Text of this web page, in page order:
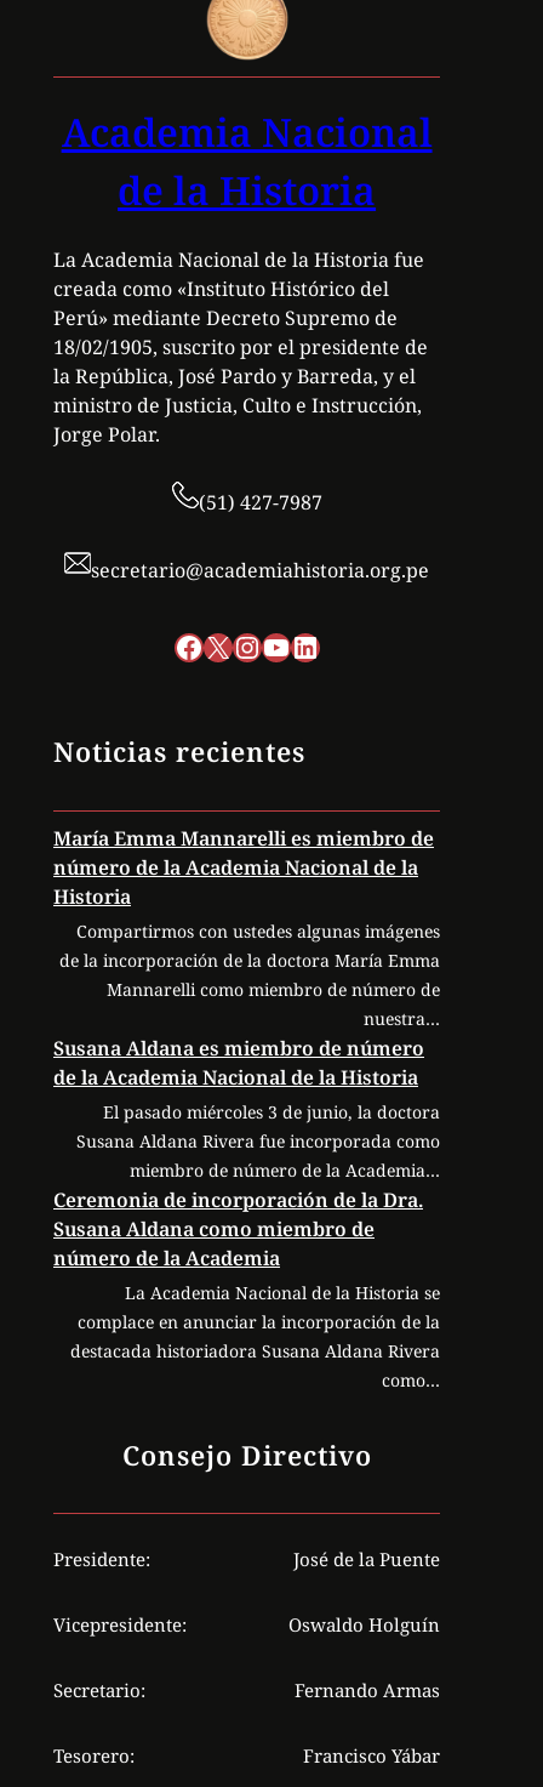
Academia Nacional
de la Historia
La Academia Nacional de la Historia fue
creada como «Instituto Histórico del
Perú» mediante Decreto Supremo de
18/02/1905, suscrito por el presidente de
la República, José Pardo y Barreda, y el
ministro de Justicia, Culto e Instrucción,
Jorge Polar.
(51) 427-7987
secretario@academiahistoria.org.pe
Facebook
X Instagram
YouTube
LinkedIn
Noticias recientes
María Emma Mannarelli es miembro de
número de la Academia Nacional de la
Historia
Compartirmos con ustedes algunas imágenes
de la incorporación de la doctora María Emma
Mannarelli como miembro de número de
nuestra…
Susana Aldana es miembro de número
de la Academia Nacional de la Historia
El pasado miércoles 3 de junio, la doctora
Susana Aldana Rivera fue incorporada como
miembro de número de la Academia…
Ceremonia de incorporación de la Dra.
Susana Aldana como miembro de
número de la Academia
La Academia Nacional de la Historia se
complace en anunciar la incorporación de la
destacada historiadora Susana Aldana Rivera
como…
Consejo Directivo
Presidente: José de la Puente
Vicepresidente: Oswaldo Holguín
Secretario: Fernando Armas
Tesorero: Francisco Yábar